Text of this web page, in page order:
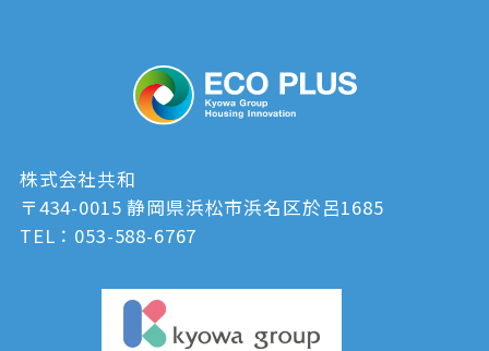
株式会社共和
〒434-0015 静岡県浜松市浜名区於呂1685
TEL：053-588-6767